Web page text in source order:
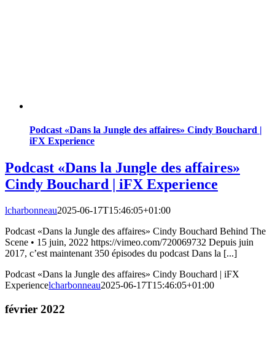
Podcast «Dans la Jungle des affaires» Cindy Bouchard |
iFX Experience
Podcast «Dans la Jungle des affaires»
Cindy Bouchard | iFX Experience
lcharbonneau2025-06-17T15:46:05+01:00
Podcast «Dans la Jungle des affaires» Cindy Bouchard Behind The
Scene • 15 juin, 2022 https://vimeo.com/720069732 Depuis juin
2017, c’est maintenant 350 épisodes du podcast Dans la [...]
Podcast «Dans la Jungle des affaires» Cindy Bouchard | iFX
Experiencelcharbonneau2025-06-17T15:46:05+01:00
février 2022